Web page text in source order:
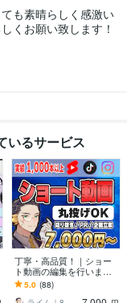
も素晴らしく感激い
くお願い致します！
いるサービス
丁寧・高品質！｜ショー
ト動画の編集を行います 1
0年の経験を活かし確かな
クオリティを誠実対応で
5.0 (88)